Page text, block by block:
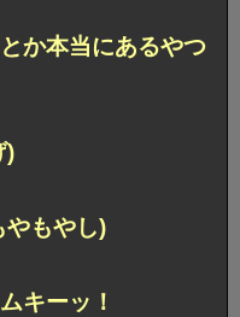
とか本当にあるやつ
)
もやし)
キーッ！